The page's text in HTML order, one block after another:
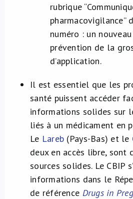
rubrique
pharmacovigilance”
numéro : un
prévention de la
d’application.
Il est essentiel que les
santé puissent accéder
informations solides sur
liés à un médicament en
Le Lareb (Pays-Bas) et le
deux en accès libre, sont
sources solides. Le CBIP
informations dans le
de référence Drugs in